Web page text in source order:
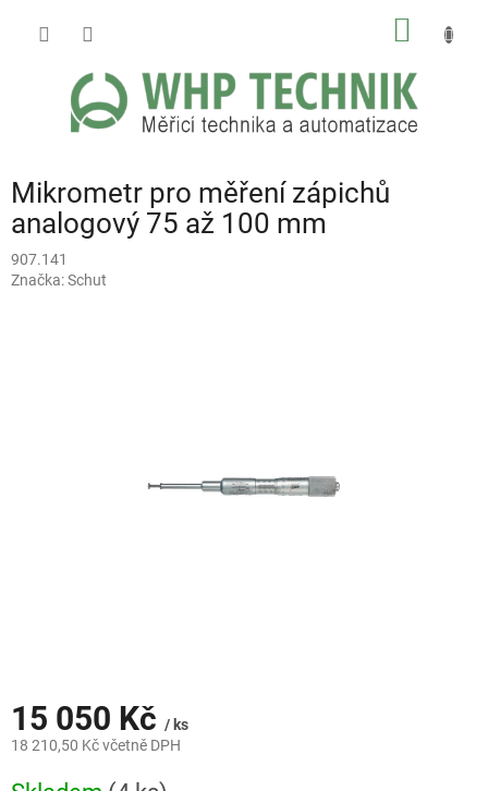
Mikrometr pro měření zápichů
analogový 75 až 100 mm
907.141
Značka:Schut
15 050 Kč / ks
18 210,50 Kč včetně DPH